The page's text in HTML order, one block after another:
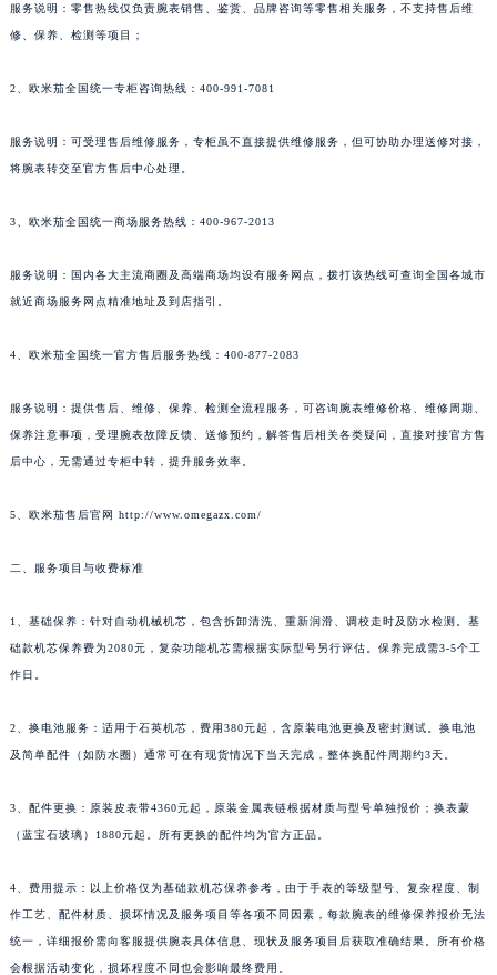
服务说明：零售热线仅负责腕表销售、鉴赏、品牌咨询等零售相关服务，不支持售后维
修、保养、检测等项目；
2、欧米茄全国统一专柜咨询热线：400-991-7081
服务说明：可受理售后维修服务，专柜虽不直接提供维修服务，但可协助办理送修对接，
将腕表转交至官方售后中心处理。
3、欧米茄全国统一商场服务热线：400-967-2013
服务说明：国内各大主流商圈及高端商场均设有服务网点，拨打该热线可查询全国各城市
就近商场服务网点精准地址及到店指引。
4、欧米茄全国统一官方售后服务热线：400-877-2083
服务说明：提供售后、维修、保养、检测全流程服务，可咨询腕表维修价格、维修周期、
保养注意事项，受理腕表故障反馈、送修预约，解答售后相关各类疑问，直接对接官方售
后中心，无需通过专柜中转，提升服务效率。
5、欧米茄售后官网 http://www.omegazx.com/
二、服务项目与收费标准
1、基础保养：针对自动机械机芯，包含拆卸清洗、重新润滑、调校走时及防水检测。基
础款机芯保养费为2080元，复杂功能机芯需根据实际型号另行评估。保养完成需3-5个工
作日。
2、换电池服务：适用于石英机芯，费用380元起，含原装电池更换及密封测试。换电池
及简单配件（如防水圈）通常可在有现货情况下当天完成，整体换配件周期约3天。
3、配件更换：原装皮表带4360元起，原装金属表链根据材质与型号单独报价；换表蒙
（蓝宝石玻璃）1880元起。所有更换的配件均为官方正品。
4、费用提示：以上价格仅为基础款机芯保养参考，由于手表的等级型号、复杂程度、制
作工艺、配件材质、损坏情况及服务项目等各项不同因素，每款腕表的维修保养报价无法
统一，详细报价需向客服提供腕表具体信息、现状及服务项目后获取准确结果。所有价格
会根据活动变化，损坏程度不同也会影响最终费用。